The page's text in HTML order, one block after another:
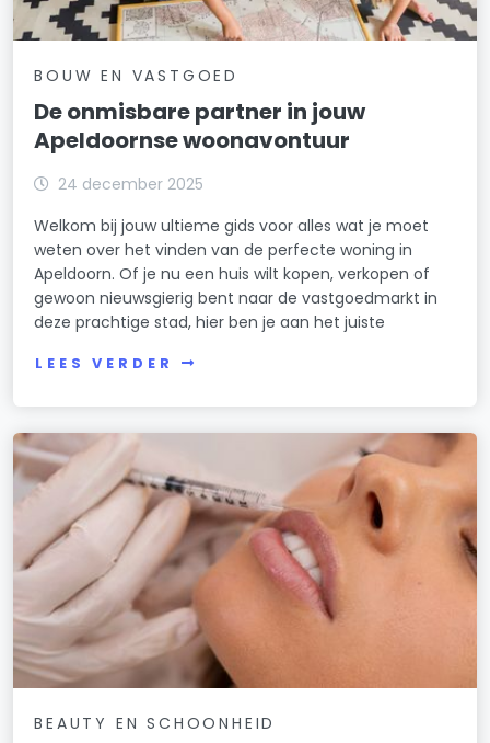
BOUW EN VASTGOED
De onmisbare partner in jouw
Apeldoornse woonavontuur
24 december 2025
Welkom bij jouw ultieme gids voor alles wat je moet
weten over het vinden van de perfecte woning in
Apeldoorn. Of je nu een huis wilt kopen, verkopen of
gewoon nieuwsgierig bent naar de vastgoedmarkt in
deze prachtige stad, hier ben je aan het juiste
LEES VERDER
BEAUTY EN SCHOONHEID